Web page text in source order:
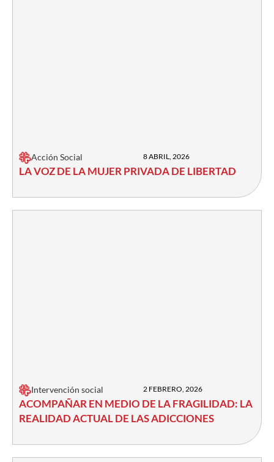
Acción Social 8 ABRIL, 2026
LA VOZ DE LA MUJER PRIVADA DE LIBERTAD
Intervención social 2 FEBRERO, 2026
ACOMPAÑAR EN MEDIO DE LA FRAGILIDAD: LA
REALIDAD ACTUAL DE LAS ADICCIONES